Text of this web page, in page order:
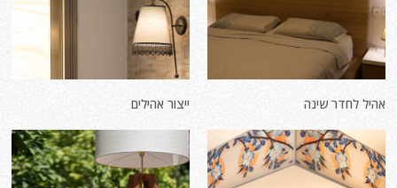
אהיל לחדר שינה ייצור אהילים